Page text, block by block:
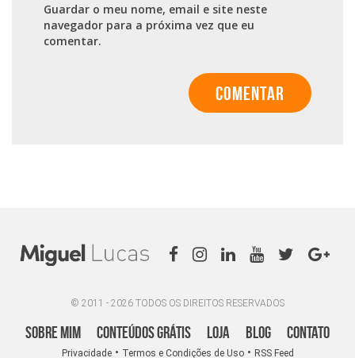
Guardar o meu nome, email e site neste
navegador para a próxima vez que eu
comentar.
© 2011 - 2026 TODOS OS DIREITOS RESERVADOS
Sobre Mim Conteúdos Grátis Loja Blog Contato
Privacidade• Termos e Condições de Uso• RSS Feed